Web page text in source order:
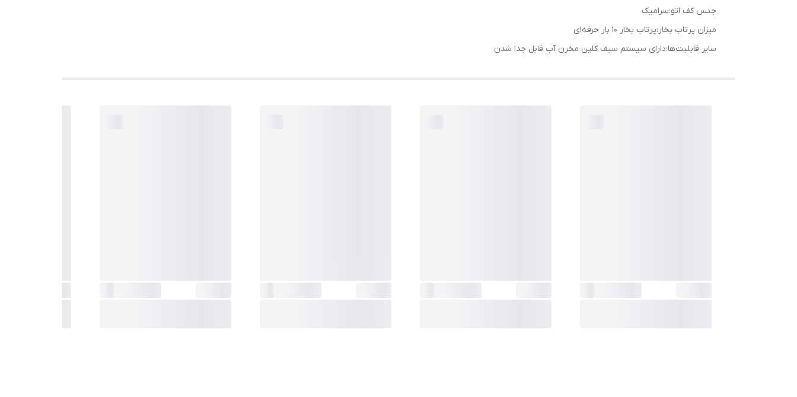
جنس کف اتو:سرامیک
میزان پرتاب بخار:پرتاب بخار 10 بار حرفه‌ای
سایر قابلیت‌ها:دارای سیستم سیف کلین مخرن آب قابل جدا شدن